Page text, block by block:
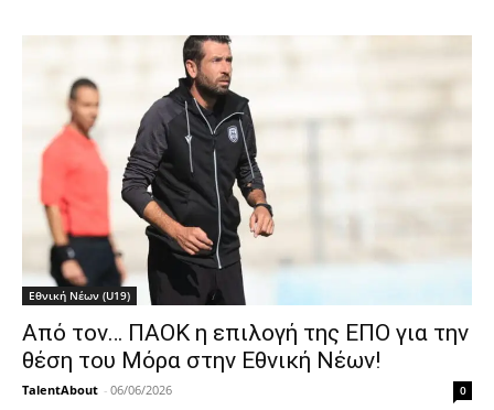
Εθνική Νέων (U19)
Από τον… ΠΑΟΚ η επιλογή της ΕΠΟ για την
θέση του Μόρα στην Εθνική Νέων!
TalentAbout - 06/06/2026 0